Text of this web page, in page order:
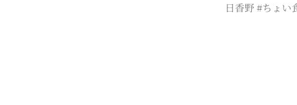
日香野 #ちょい